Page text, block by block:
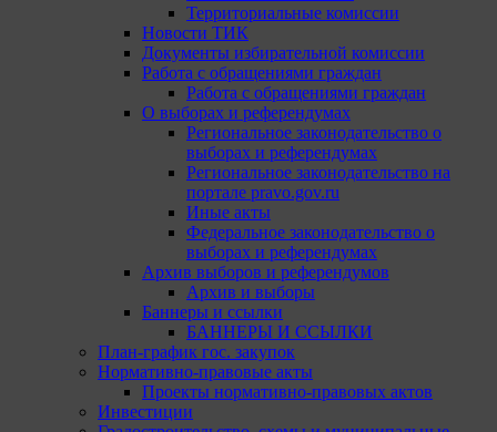
Территориальные комиссии
Новости ТИК
Документы избирательной комиссии
Работа с обращениями граждан
Работа с обращениями граждан
О выборах и референдумах
Региональное законодательство о
выборах и референдумах
Региональное законодательство на
портале pravo.gov.ru
Иные акты
Федеральное законодательство о
выборах и референдумах
Архив выборов и референдумов
Архив и выборы
Баннеры и ссылки
БАННЕРЫ И ССЫЛКИ
План-график гос. закупок
Нормативно-правовые акты
Проекты нормативно-правовых актов
Инвестиции